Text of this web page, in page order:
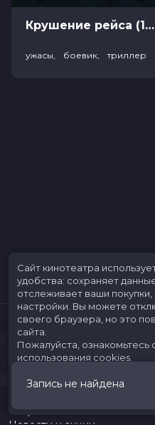
Крушение рейса (18+)
ужасы, боевик, триллер
Запись не найдена
Скоро в кино
Сайт кинотеатра
удобства: сохраняет
отслеживает ваши
настройки. Вы можете
своего браузера, но это
сайта.
Пожалуйста, ознакомьтесь
использования cookies